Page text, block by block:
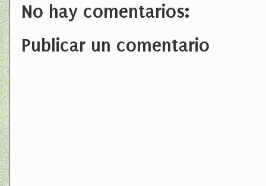
No hay comentarios:
Publicar un comentario